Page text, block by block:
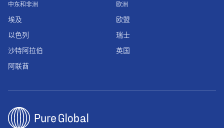
欧洲
欧盟
瑞士
英国
中东和非洲
埃及
以色列
沙特阿拉伯
阿联酋